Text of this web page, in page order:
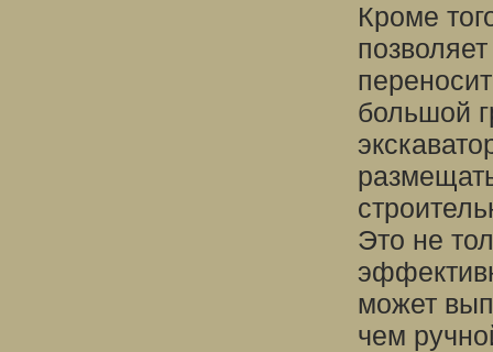
Кроме
большой
Это не
может
чем